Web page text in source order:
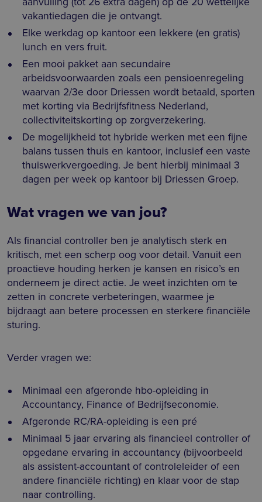
vakantiedagen die je ontvangt.
Elke werkdag op kantoor een lekkere (en gratis)
lunch en vers fruit.
Een mooi pakket aan secundaire
arbeidsvoorwaarden zoals een pensioenregeling
waarvan 2/3e door Driessen wordt betaald, sporten
met korting via Bedrijfsfitness Nederland,
collectiviteitskorting op zorgverzekering.
De mogelijkheid tot hybride werken met een fijne
balans tussen thuis en kantoor, inclusief een vaste
thuiswerkvergoeding. Je bent hierbij minimaal 3
dagen per week op kantoor bij Driessen Groep.
Wat vragen we van jou?
Als financial controller ben je analytisch sterk en
kritisch, met een scherp oog voor detail. Vanuit een
proactieve houding herken je kansen en risico’s en
onderneem je direct actie. Je weet inzichten om te
zetten in concrete verbeteringen, waarmee je
bijdraagt aan betere processen en sterkere financiële
sturing.
Verder vragen we:
Minimaal een afgeronde hbo-opleiding in
Accountancy, Finance of Bedrijfseconomie.
Afgeronde RC/RA-opleiding is een pré
Minimaal 5 jaar ervaring als financieel controller of
opgedane ervaring in accountancy (bijvoorbeeld
als assistent-accountant of controleleider of een
andere financiële richting) en klaar voor de stap
naar controlling.